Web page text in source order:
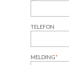
TELEFON
MELDING*